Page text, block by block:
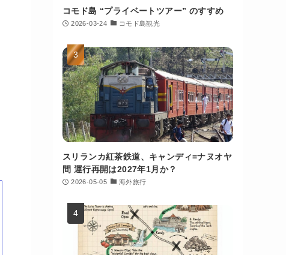
コモド島 “プライベートツアー” のすすめ
2026-03-24 コモド島観光
スリランカ紅茶鉄道、キャンディ=ナヌオヤ
間 運行再開は2027年1月か？
2026-05-05 海外旅行